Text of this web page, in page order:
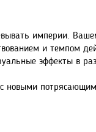
империи.
и темпом
эффекты в
с новыми